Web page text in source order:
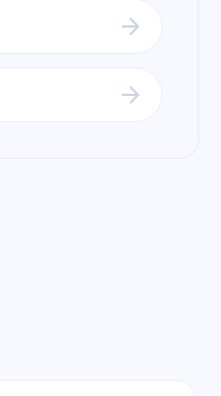
arrow_forward
arrow_forward